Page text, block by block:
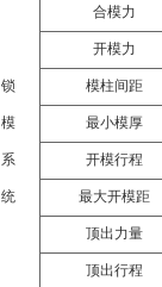
锁
模
系
统
合模力
开模力
模柱间距
最小模厚
开模行程
最大开模距
顶出力量
顶出行程